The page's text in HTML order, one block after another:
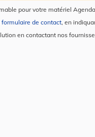
pour votre matériel
formulaire de contact, en
en contactant nos